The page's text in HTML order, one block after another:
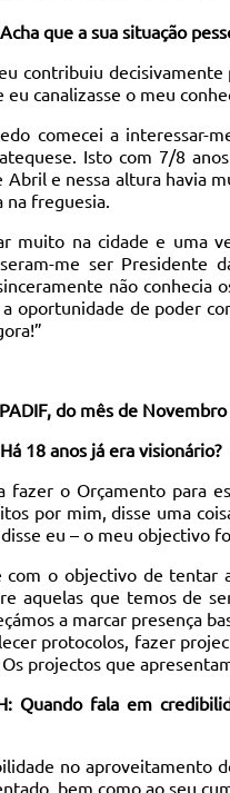
que a sua situação
contribuiu decisivamente
eu canalizasse o meu
comecei a interessar-
Isto com 7/8
e nessa altura havia
na freguesia.
muito na cidade e uma
me ser
não
oportunidade de poder
do mês de
18 anos já era visionário?
o Orçamento para
por mim, disse uma
eu – o meu objectivo
o objectivo de tentar
aquelas que temos de
a marcar presença
protocolos, fazer
projectos que
Quando fala em
no aproveitamento
bem como ao seu